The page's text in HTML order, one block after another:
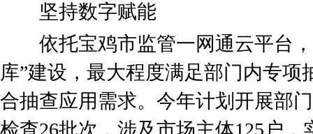
坚持数字赋能
依托宝鸡市监管一网通云平台，
库”建设，最大程度满足部门内专
合抽查应用需求。今年计划开展部
检查26批次，涉及市场主体125户